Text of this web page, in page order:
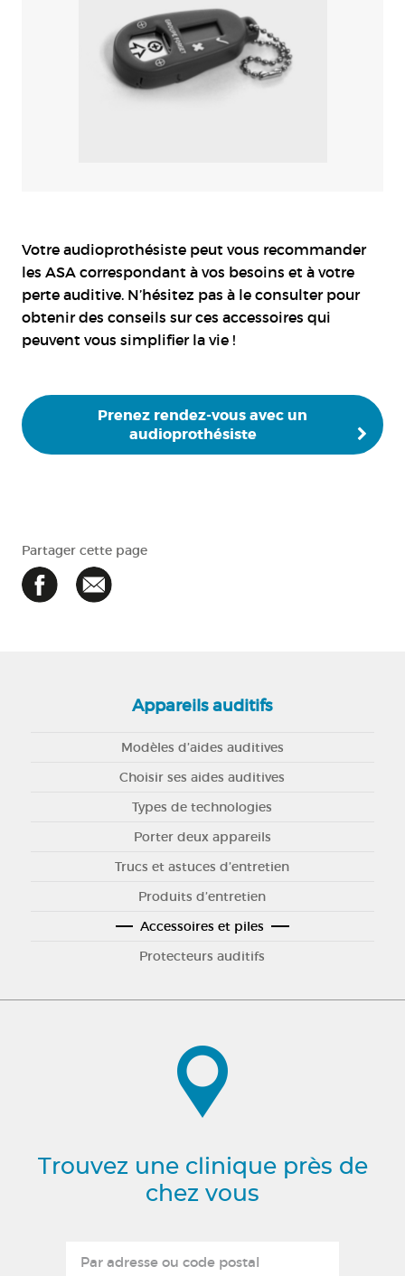
Votre audioprothésiste peut vous recommander
les ASA correspondant à vos besoins et à votre
perte auditive. N’hésitez pas à le consulter pour
obtenir des conseils sur ces accessoires qui
peuvent vous simplifier la vie !
Prenez rendez-vous avec un
audioprothésiste
Partager cette page
Appareils auditifs
Modèles d’aides auditives
Choisir ses aides auditives
Types de technologies
Porter deux appareils
Trucs et astuces d’entretien
Produits d’entretien
Accessoires et piles
Protecteurs auditifs
Trouvez une clinique près de
chez vous